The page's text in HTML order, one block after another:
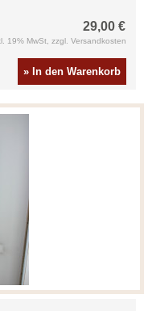
29,00 €
19% MwSt, zzgl. Versandkosten
» In den Warenkorb